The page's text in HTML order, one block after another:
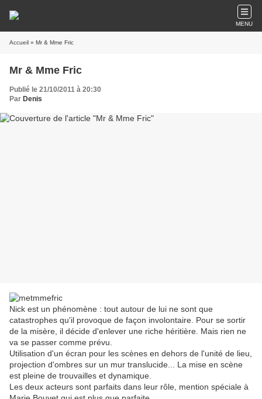
MENU
Accueil » Mr & Mme Fric
Mr & Mme Fric
Publié le 21/10/2011 à 20:30
Par Denis
Nick est un phénomène : tout autour de lui ne sont que
catastrophes qu'il provoque de façon involontaire. Pour se sortir
de la misère, il décide d'enlever une riche héritière. Mais rien ne
va se passer comme prévu.
Utilisation d'un écran pour les scènes en dehors de l'unité de lieu,
projection d'ombres sur un mur translucide... La mise en scène
est pleine de trouvailles et dynamique.
Les deux acteurs sont parfaits dans leur rôle, mention spéciale à